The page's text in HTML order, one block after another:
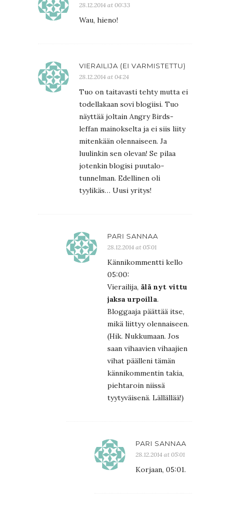
28.12.2014 at 00:33
Wau, hieno!
VIERAILIJA (EI VARMISTETTU)
28.12.2014 at 04:24
Tuo on taitavasti tehty mutta ei
todellakaan sovi blogiisi. Tuo
näyttää joltain Angry Birds-
leffan mainokselta ja ei siis liity
mitenkään olennaiseen. Ja
luulinkin sen olevan! Se pilaa
jotenkin blogisi puutalo-
tunnelman. Edellinen oli
tyylikäs… Uusi yritys!
PARI SANNAA
28.12.2014 at 05:01
Kännikommentti kello
05:00:
Vierailija, älä nyt vittu
jaksa urpoilla.
Bloggaaja päättää itse,
mikä liittyy olennaiseen.
(Hik. Nukkumaan. Jos
saan vihaavien vihaajien
vihat päälleni tämän
kännikommentin takia,
piehtaroin niissä
tyytyväisenä. Lällällää!)
PARI SANNAA
28.12.2014 at 05:01
Korjaan, 05:01.